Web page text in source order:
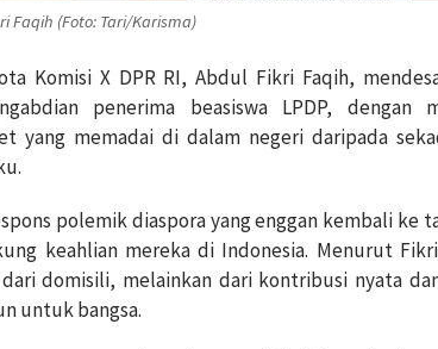
Faqih (Foto: Tari/Karisma)
Komisi X DPR RI, Abdul Fikri Faqih,
penerima beasiswa LPDP, dengan
yang memadai di dalam negeri daripada
polemik diaspora yang enggan kembali ke
keahlian mereka di Indonesia. Menurut
domisili, melainkan dari kontribusi nyata
untuk bangsa.